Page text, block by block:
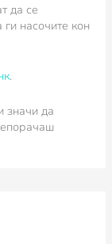
да се
насочите кон
.
значи да